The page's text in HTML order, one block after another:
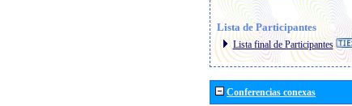
Lista de Participantes
Lista final de Participantes
Conferencias conexas